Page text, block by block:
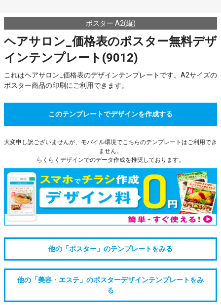
ポスター A2(縦)
ヘアサロン_価格表のポスター無料デザ
インテンプレート(9012)
これはヘアサロン_価格表のデザインテンプレートです。A2サイズの
ポスター商品の印刷にご利用できます。
このテンプレートでデザインを作成する
大変申し訳ございませんが、モバイル環境でこちらのテンプレートはご利用でき
ません。
らくらくデザインでのデータ作成を推奨しております。
他の「ポスター」のテンプレートをみる
他の「美容・エステ」のポスターデザインテンプレートをみ
る